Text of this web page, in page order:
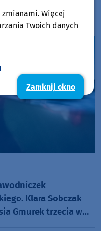
w totalnym
Klara Sobczak
Gmurek trzecia w
zmianami. Więcej
Twoich danych
Zamknij okno